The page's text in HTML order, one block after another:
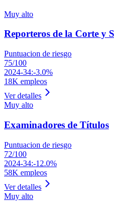
Muy alto
Reporteros de la Corte y
Puntuacion de riesgo
75/100
2024-34:-3.0%
18K empleos
Ver detalles
Muy alto
Examinadores de Títulos
Puntuacion de riesgo
72/100
2024-34:-12.0%
58K empleos
Ver detalles
Muy alto